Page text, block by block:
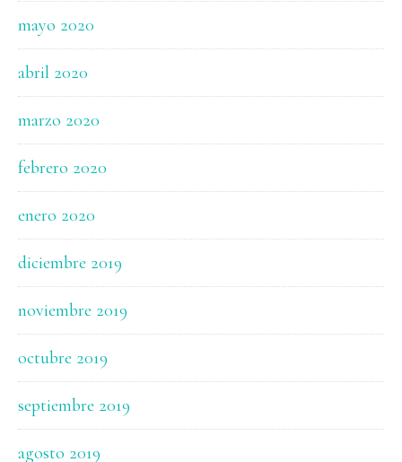
mayo 2020
abril 2020
marzo 2020
febrero 2020
enero 2020
diciembre 2019
noviembre 2019
octubre 2019
septiembre 2019
agosto 2019